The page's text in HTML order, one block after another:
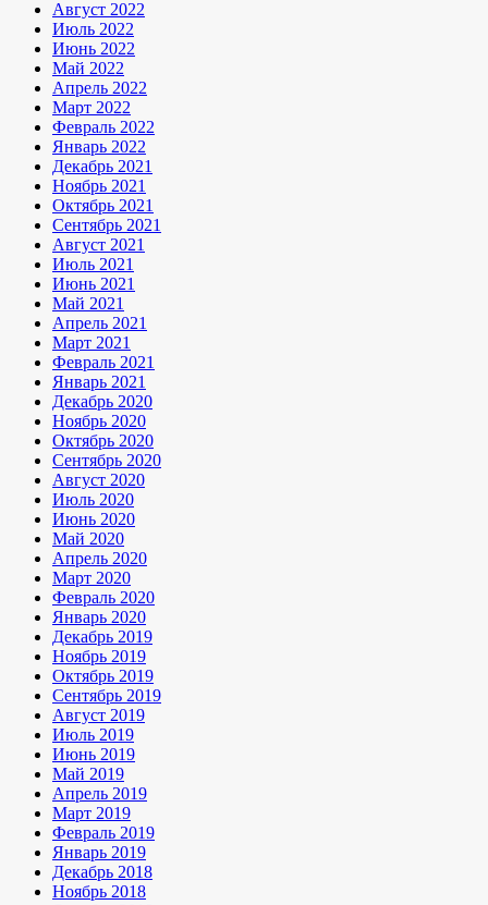
Август 2022
Июль 2022
Июнь 2022
Май 2022
Апрель 2022
Март 2022
Февраль 2022
Январь 2022
Декабрь 2021
Ноябрь 2021
Октябрь 2021
Сентябрь 2021
Август 2021
Июль 2021
Июнь 2021
Май 2021
Апрель 2021
Март 2021
Февраль 2021
Январь 2021
Декабрь 2020
Ноябрь 2020
Октябрь 2020
Сентябрь 2020
Август 2020
Июль 2020
Июнь 2020
Май 2020
Апрель 2020
Март 2020
Февраль 2020
Январь 2020
Декабрь 2019
Ноябрь 2019
Октябрь 2019
Сентябрь 2019
Август 2019
Июль 2019
Июнь 2019
Май 2019
Апрель 2019
Март 2019
Февраль 2019
Январь 2019
Декабрь 2018
Ноябрь 2018